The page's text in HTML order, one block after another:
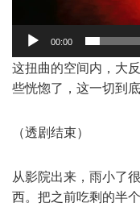
00:00
这扭曲的空间内，大
些恍惚了，这一切到
（透剧结束）
从影院出来，雨小了
西。把之前吃剩的半